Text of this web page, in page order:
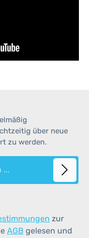
über neue
zu werden.
zur
AGB gelesen und